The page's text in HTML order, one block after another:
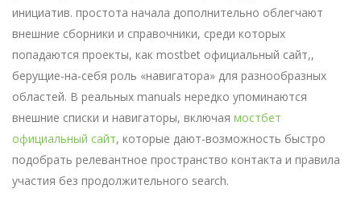
инициатив. простота начала дополнительно облегчают
внешние сборники и справочники, среди которых
попадаются проекты, как mostbet официальный сайт,,
берущие-на-себя роль «навигатора» для разнообразных
областей. В реальных manuals нередко упоминаются
внешние списки и навигаторы, включая мостбет
официальный сайт, которые дают-возможность быстро
подобрать релевантное пространство контакта и правила
участия без продолжительного search.